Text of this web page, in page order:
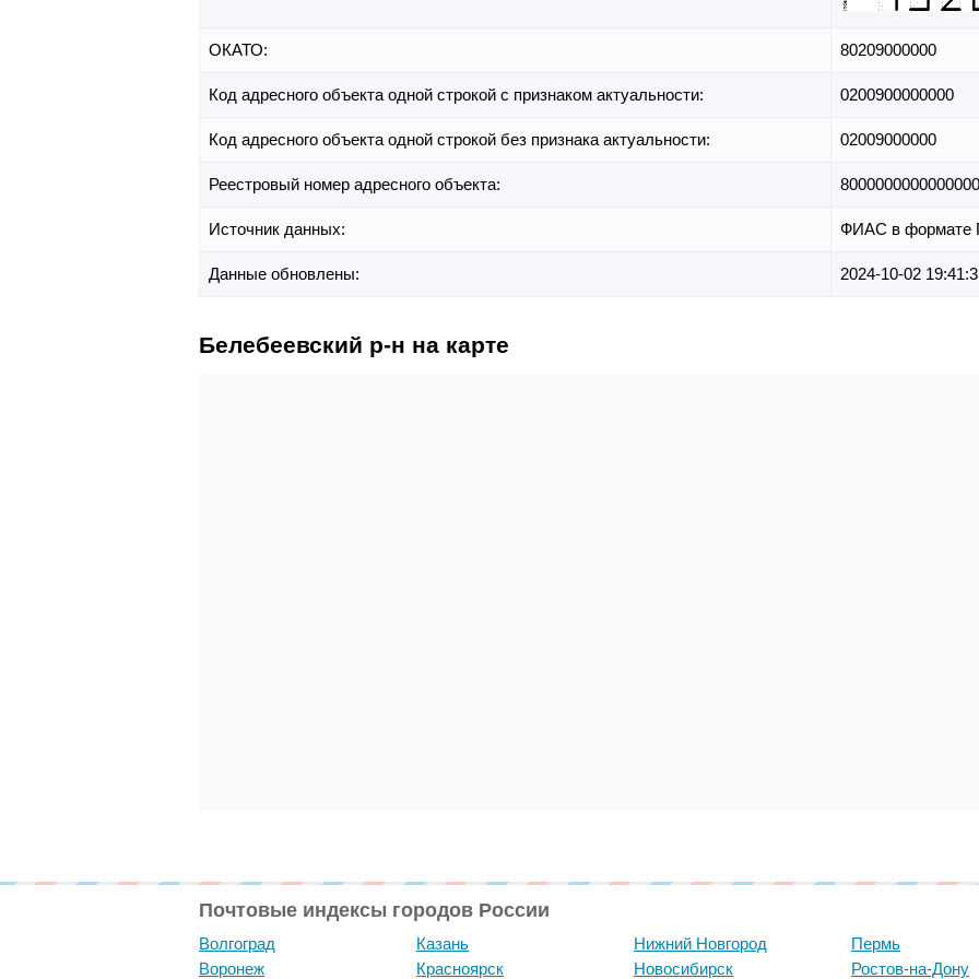
ОКАТО: 80209000000
Код адресного объекта одной строкой с признаком актуальности: 0200900000000
Код адресного объекта одной строкой без признака актуальности: 02009000000
Реестровый номер адресного объекта:
Источник данных: ФИАС в формате
Данные обновлены: 2024-10-02
Белебеевский р-н на карте
Почтовые индексы городов России
Волгоград
Воронеж
Казань
Красноярск
Нижний Новгород
Новосибирск
Пермь
Ростов-на-Дону